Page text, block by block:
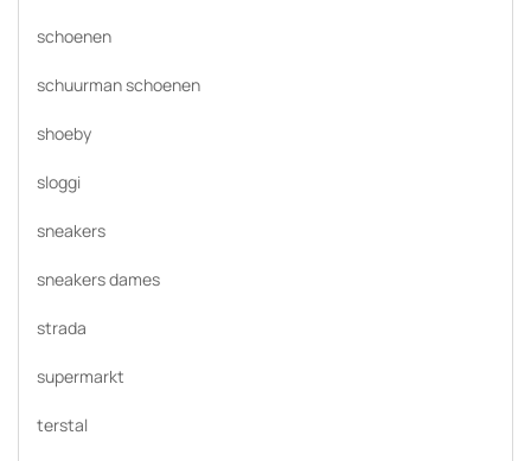
schoenen
schuurman schoenen
shoeby
sloggi
sneakers
sneakers dames
strada
supermarkt
terstal